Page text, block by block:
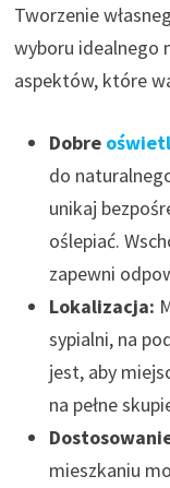
Tworzenie
wyboru idealnego
aspektów, które
Dobre
do
unikaj
oślepiać.
zapewni
Lokalizacja:
sypialni, na
jest, aby
na pełne
mieszkaniu